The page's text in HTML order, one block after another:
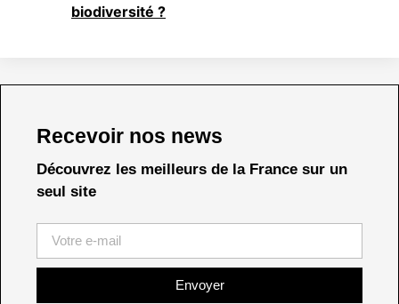
biodiversité ?
Recevoir nos news
Découvrez les meilleurs de la France sur un
seul site
Envoyer